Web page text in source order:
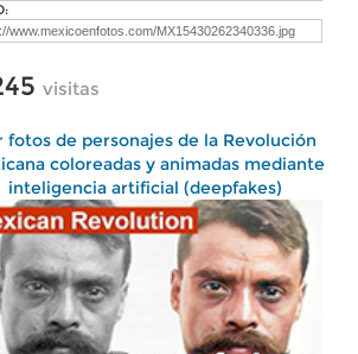
visitas
fotos de personajes de la Revolución
coloreadas y animadas mediante
inteligencia artificial (deepfakes)